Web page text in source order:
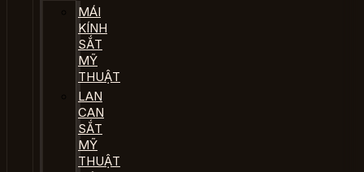
MÁI
KÍNH
SẮT
MỸ
THUẬT
LAN
CAN
SẮT
MỸ
THUẬT